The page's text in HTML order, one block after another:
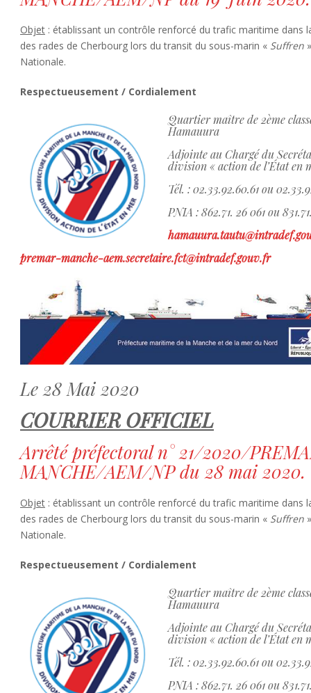
Objet : établissant un contrôle renforcé du trafic maritime dans
des rades de Cherbourg lors du transit du sous-marin « Suffren
Nationale.
Respectueusement / Cordialement
Quartier maître de 2ème
Hamauura
Adjointe au Chargé du
division « action de l’État en
Tél. : 02.33.92.60.61 ou
PNIA : 862.71. 26 061 ou
premar-manche-aem.secretaire.fct@intradef.gouv.fr
Le 28 Mai 2020
COURRIER OFFICIEL
Arrêté préfectoral n° 21/2020/
MANCHE/AEM/NP du 28 mai 2020.
Objet : établissant un contrôle renforcé du trafic maritime dans
des rades de Cherbourg lors du transit du sous-marin « Suffren
Nationale.
Respectueusement / Cordialement
Quartier maître de 2ème
Hamauura
Adjointe au Chargé du
division « action de l’État en
Tél. : 02.33.92.60.61 ou
PNIA : 862.71. 26 061 ou